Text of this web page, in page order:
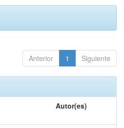
Anterior 1 Siguiente
Autor(es)